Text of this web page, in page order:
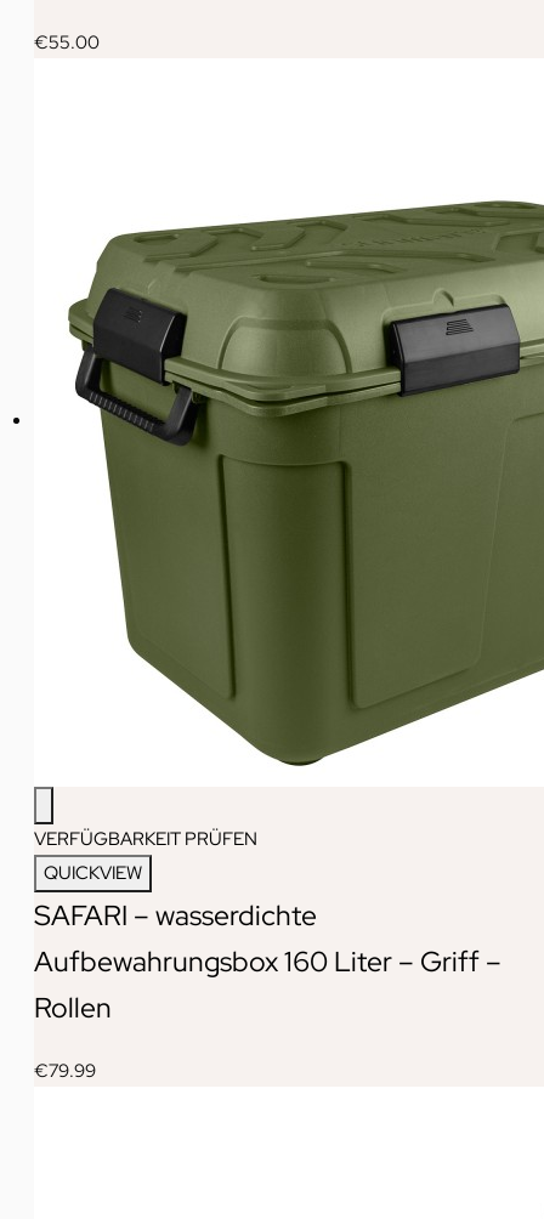
€55.00
VERFÜGBARKEIT PRÜFEN
QUICKVIEW
SAFARI – wasserdichte
Aufbewahrungsbox 160 Liter – Griff –
Rollen
€79.99